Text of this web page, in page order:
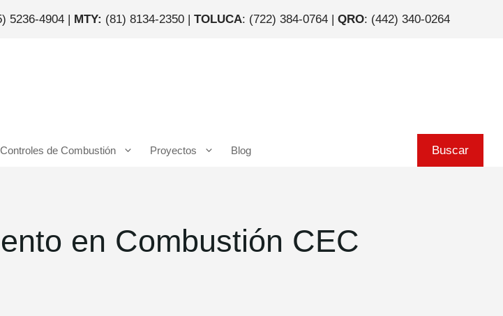
5236-4904 | MTY: (81) 8134-2350 | TOLUCA: (722) 384-0764 | QRO: (442) 340-0264
de Combustión Proyectos Blog Buscar
en Combustión CEC